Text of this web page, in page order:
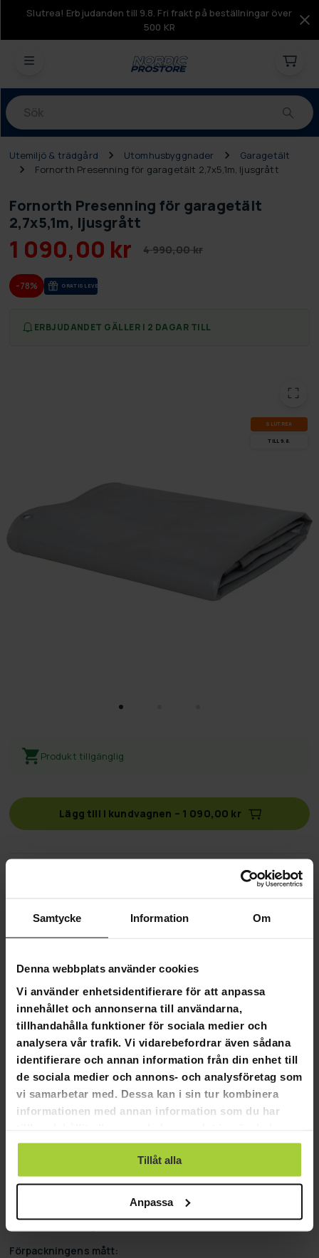
Samtycke Information Om
Denna webbplats använder cookies
Vi använder enhetsidentifierare för att anpassa
innehållet och annonserna till användarna,
tillhandahålla funktioner för sociala medier och
analysera vår trafik. Vi vidarebefordrar även sådana
identifierare och annan information från din enhet till
de sociala medier och annons- och analysföretag som
vi samarbetar med. Dessa kan i sin tur kombinera
informationen med annan information som du har
använt deras tjänster.
Tillåt alla
Anpassa
Slutrea! Erbjudanden till 9.8. Fri frakt på beställningar över
500 KR
Produkter
Utemiljö & trädgård Utomhusbyggnader
Garagetält
Fornorth Presenning för garagetält 2,7x5,1m, ljusgrått
Fornorth Presenning för garagetält
2,7x5,1m, ljusgrått
1 090,00 kr 4 990,00 kr
-78% GRA­TIS LE­VE­RANS
ERBJUDANDET GÄLLER I 2 DAGAR TILL
SLUT­REA
TILL 9.8.
Produkt tillgänglig
Lägg till i kundvagnen – 1 090,00 kr
Flexibla betalningssätt
Fornorth Presenning för garagetält
2,7x5,1m, ljusgrått
Fornorth Presenning för garagetält 2,7x5,1m, ljusgrått
reservöverdrag nu i ett brett utbud av storlekar.
Förpackningens mått: